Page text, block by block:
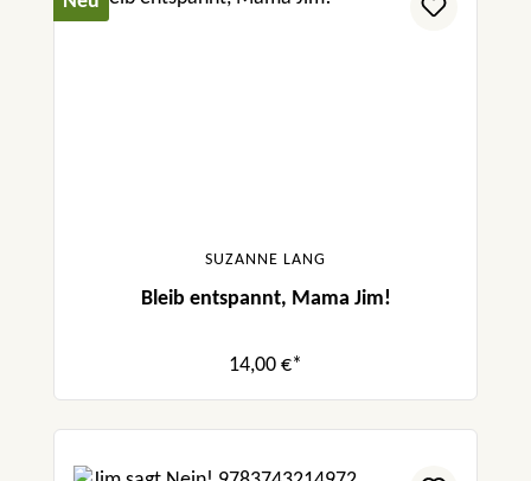
SUZANNE LANG
Bleib entspannt, Mama Jim!
14,00 €*